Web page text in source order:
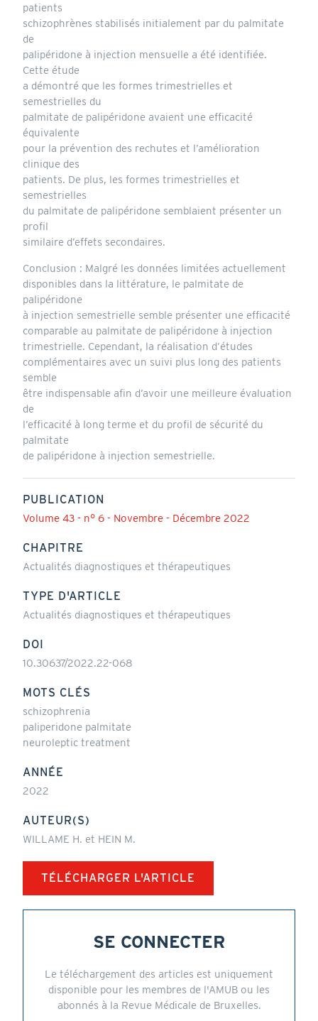
patients
schizophrènes stabilisés initialement par du palmitate
de
palipéridone à injection mensuelle a été identifiée.
Cette étude
a démontré que les formes trimestrielles et
semestrielles du
palmitate de palipéridone avaient une efficacité
équivalente
pour la prévention des rechutes et l’amélioration
clinique des
patients. De plus, les formes trimestrielles et
semestrielles
du palmitate de palipéridone semblaient présenter un
profil
similaire d’effets secondaires.
Conclusion : Malgré les données limitées actuellement
disponibles dans la littérature, le palmitate de
palipéridone
à injection semestrielle semble présenter une efficacité
comparable au palmitate de palipéridone à injection
trimestrielle. Cependant, la réalisation d’études
complémentaires avec un suivi plus long des patients
semble
être indispensable afin d’avoir une meilleure évaluation
de
l’efficacité à long terme et du profil de sécurité du
palmitate
de palipéridone à injection semestrielle.
PUBLICATION
Volume 43 - n° 6 - Novembre - Décembre 2022
CHAPITRE
Actualités diagnostiques et thérapeutiques
TYPE D'ARTICLE
Actualités diagnostiques et thérapeutiques
DOI
10.30637/2022.22-068
MOTS CLÉS
schizophrenia
paliperidone palmitate
neuroleptic treatment
ANNÉE
2022
AUTEUR(S)
WILLAME H. et HEIN M.
TÉLÉCHARGER L'ARTICLE
SE CONNECTER
Le téléchargement des articles est uniquement
disponible pour les membres de l'AMUB ou les
abonnés à la Revue Médicale de Bruxelles.